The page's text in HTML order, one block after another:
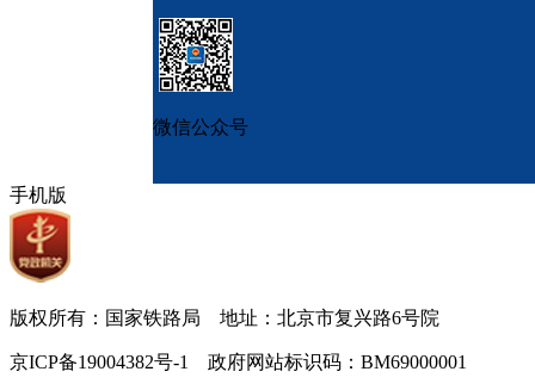
微信公众号
手机版
版权所有：国家铁路局 地址：北京市复兴路6号院
京ICP备19004382号-1 政府网站标识码：BM69000001